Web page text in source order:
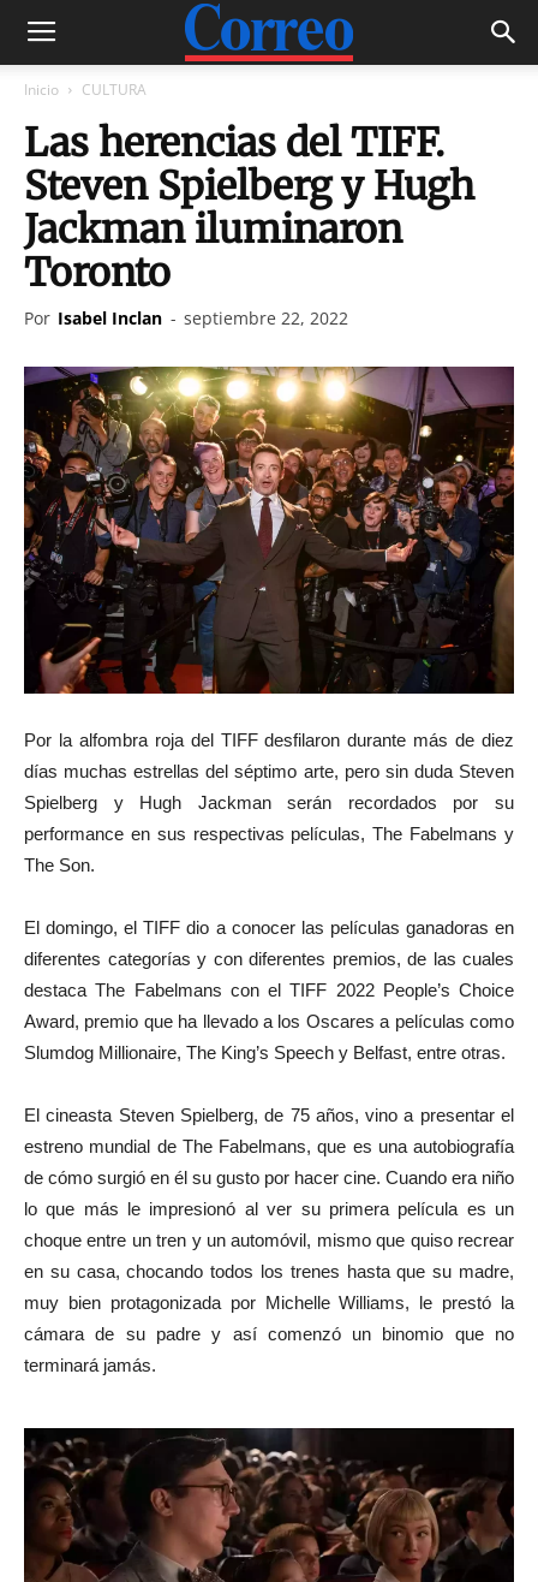
Inicio CULTURA
Las herencias del TIFF.
Steven Spielberg y Hugh
Jackman iluminaron
Toronto
Por Isabel Inclan - septiembre 22, 2022
Por la alfombra roja del TIFF desfilaron durante más de diez
días muchas estrellas del séptimo arte, pero sin duda Steven
Spielberg y Hugh Jackman serán recordados por su
performance en sus respectivas películas, The Fabelmans y
The Son.
El domingo, el TIFF dio a conocer las películas ganadoras en
diferentes categorías y con diferentes premios, de las cuales
destaca The Fabelmans con el TIFF 2022 People’s Choice
Award, premio que ha llevado a los Oscares a películas como
Slumdog Millionaire, The King’s Speech y Belfast, entre otras.
El cineasta Steven Spielberg, de 75 años, vino a presentar el
estreno mundial de The Fabelmans, que es una autobiografía
de cómo surgió en él su gusto por hacer cine. Cuando era niño
lo que más le impresionó al ver su primera película es un
choque entre un tren y un automóvil, mismo que quiso recrear
en su casa, chocando todos los trenes hasta que su madre,
muy bien protagonizada por Michelle Williams, le prestó la
cámara de su padre y así comenzó un binomio que no
terminará jamás.